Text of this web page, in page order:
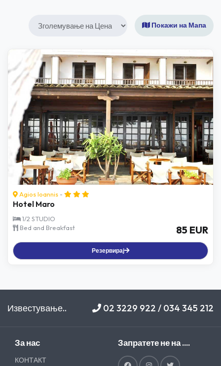
Покажи на Мапа
Agios Ioannis -
Hotel Maro
1/2 STUDIO
Bed and Breakfast
85 EUR
Резервирај
Известување.. 02 3229 922 / 034 345 212
За нас
КОНТАКТ
Запратете не на ....